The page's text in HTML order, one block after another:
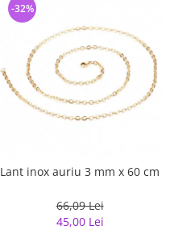
Lant inox auriu 3 mm x 60 cm
66,09 Lei
45,00 Lei
-32%